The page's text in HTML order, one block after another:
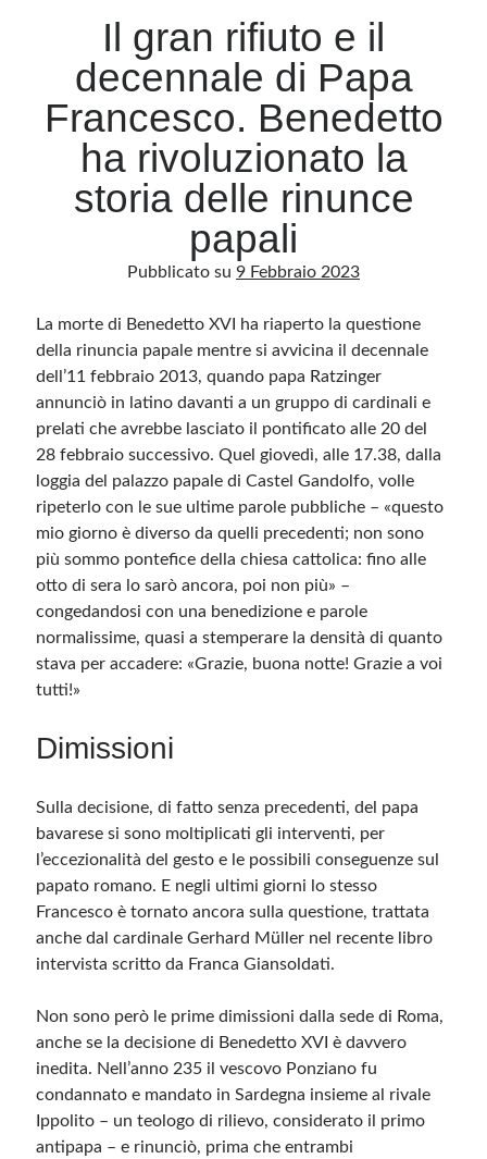
Archivio
Categorie
Categorie
senza alcuna periodicità. Non può pertanto considerarsi un prodotto editoriale ai
pubblicato dai lettori nei commenti ai vari post. Saranno comunque cancellati quelli
ritenuti offensivi o lesivi dell’immagine o dell’onorabilità di terzi, di genere spam,
razzisti o che contengano dati personali non conformi al rispetto delle norme sulla
privacy. Alcune immagini inserite in questo blog sono tratte da Internet e, pertanto,
considerate di pubblico dominio. Qualora la loro pubblicazione violasse eventuali
diritti d’autore, vi invito a comunicarlo via e-mail a info[at]dinovalle.it e saranno
immediatamente rimosse. L’autore del blog non è responsabile dei siti collegati
tramite link né del loro contenuto, che può essere soggetto a variazioni nel tempo.
Meta
Accedi
Feed dei contenuti
Feed dei commenti
WordPress.org
Il gran rifiuto e il
decennale di Papa
Francesco. Benedetto
ha rivoluzionato la
storia delle rinunce
papali
Pubblicato su 9 Febbraio 2023
La morte di Benedetto XVI ha riaperto la questione
della rinuncia papale mentre si avvicina il decennale
dell’11 febbraio 2013, quando papa Ratzinger
annunciò in latino davanti a un gruppo di cardinali e
prelati che avrebbe lasciato il pontificato alle 20 del
28 febbraio successivo. Quel giovedì, alle 17.38, dalla
loggia del palazzo papale di Castel Gandolfo, volle
ripeterlo con le sue ultime parole pubbliche – «questo
mio giorno è diverso da quelli precedenti; non sono
più sommo pontefice della chiesa cattolica: fino alle
otto di sera lo sarò ancora, poi non più» –
congedandosi con una benedizione e parole
normalissime, quasi a stemperare la densità di quanto
stava per accadere: «Grazie, buona notte! Grazie a voi
tutti!»
Dimissioni
Sulla decisione, di fatto senza precedenti, del papa
bavarese si sono moltiplicati gli interventi, per
l’eccezionalità del gesto e le possibili conseguenze sul
papato romano. E negli ultimi giorni lo stesso
Francesco è tornato ancora sulla questione, trattata
anche dal cardinale Gerhard Müller nel recente libro
intervista scritto da Franca Giansoldati.
Non sono però le prime dimissioni dalla sede di Roma,
anche se la decisione di Benedetto XVI è davvero
inedita. Nell’anno 235 il vescovo Ponziano fu
condannato e mandato in Sardegna insieme al rivale
Ippolito – un teologo di rilievo, considerato il primo
antipapa – e rinunciò, prima che entrambi